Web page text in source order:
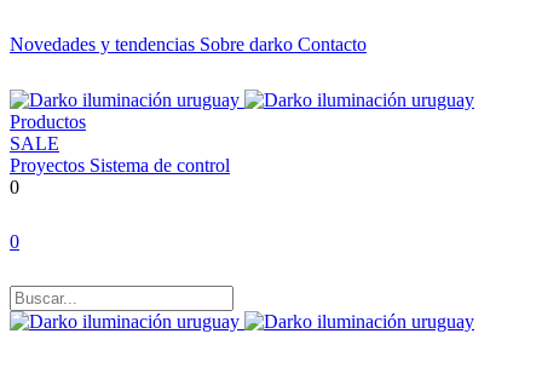
Novedades y tendencias Sobre darko Contacto
Productos
SALE
Proyectos Sistema de control
0
0